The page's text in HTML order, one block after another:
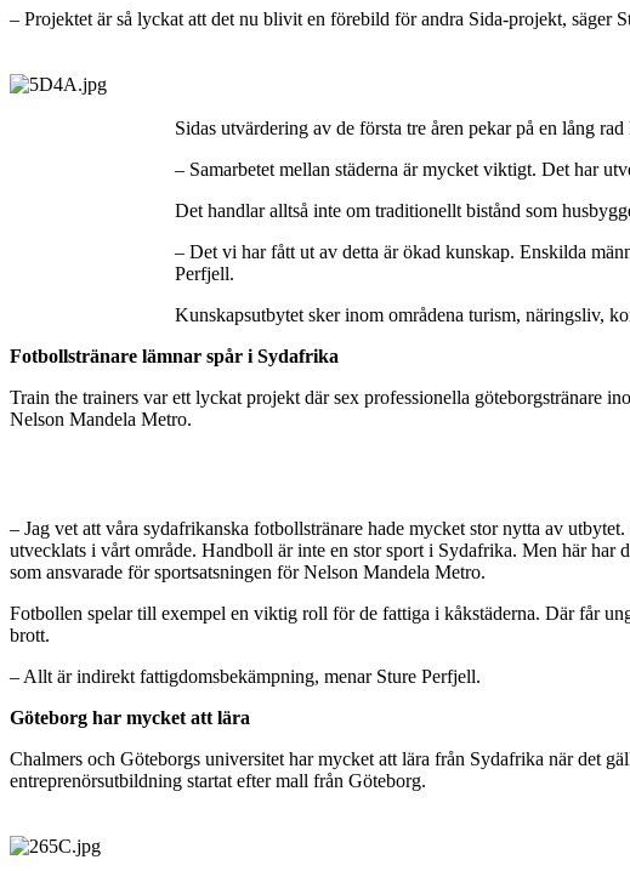
– Projektet är så lyckat att det nu blivit en förebild för andra Sida-projekt, säger
Sidas utvärdering av de första tre åren pekar på en lång
– Samarbetet mellan städerna är mycket viktigt. Det har
Det handlar alltså inte om traditionellt bistånd som
– Det vi har fått ut av detta är ökad kunskap. Enskilda
Perfjell.
Kunskapsutbytet sker inom områdena turism, näringsliv,
Fotbollstränare lämnar spår i Sydafrika
Train the trainers var ett lyckat projekt där sex professionella göteborgstränare
Nelson Mandela Metro.
– Jag vet att våra sydafrikanska fotbollstränare hade mycket stor nytta av
utvecklats i vårt område. Handboll är inte en stor sport i Sydafrika. Men här har
som ansvarade för sportsatsningen för Nelson Mandela Metro.
Fotbollen spelar till exempel en viktig roll för de fattiga i kåkstäderna. Där får
brott.
– Allt är indirekt fattigdomsbekämpning, menar Sture Perfjell.
Göteborg har mycket att lära
Chalmers och Göteborgs universitet har mycket att lära från Sydafrika när det
entreprenörsutbildning startat efter mall från Göteborg.